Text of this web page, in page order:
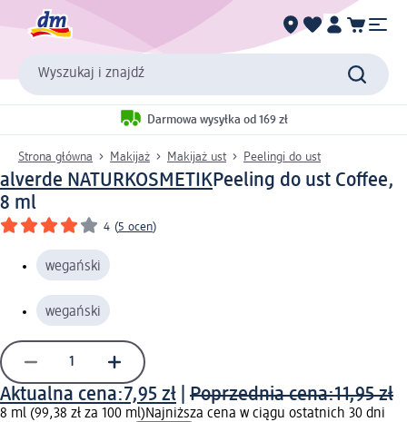
Wyszukaj i znajdź
Darmowa wysyłka od 169 zł
Strona główna Makijaż Makijaż ust Peelingi do ust
alverde NATURKOSMETIKPeeling do ust Coffee,
8 ml
4 (5 ocen)
wegański
wegański
Aktualna cena:7,95 zł Poprzednia cena:11,95 zł
8 ml (99,38 zł za 100 ml)Najniższa cena w ciągu ostatnich 30 dni